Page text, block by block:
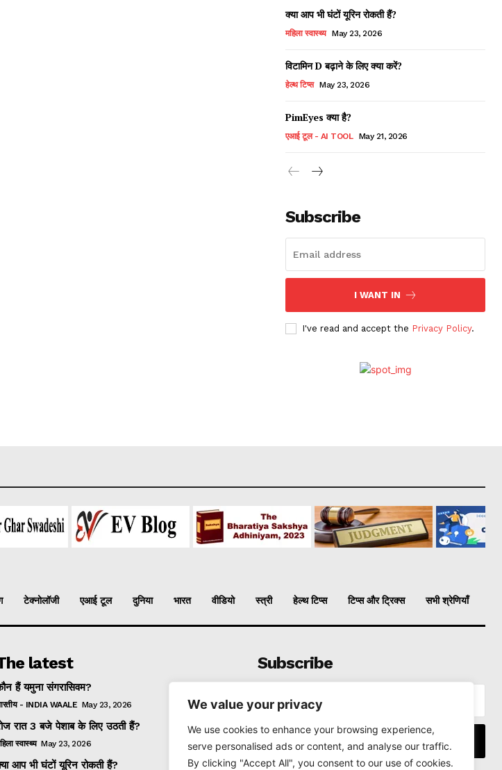
We value your privacy
We use cookies to enhance your browsing experience,
serve personalised ads or content, and analyse our traffic.
By clicking "Accept All", you consent to our use of cookies.
क्या आप भी घंटों यूरिन रोकती हैं?
महिला स्वास्थ्य May 23, 2026
विटामिन D बढ़ाने के लिए क्या करें?
हेल्थ टिप्स May 23, 2026
PimEyes क्या है?
एआई टूल - AI TOOL May 21, 2026
Subscribe
I WANT IN
I've read and accept the Privacy Policy.
टेक्नोलॉजी एआई टूल दुनिया भारत वीडियो स्त्री हेल्थ टिप्स टिप्स और ट्रिक्स सभी श्रेणियाँ
latest
हैं यमुना संगरासिवम?
- INDIA WAALE May 23, 2026
रात 3 बजे पेशाब के लिए उठती हैं?
स्वास्थ्य May 23, 2026
आप भी घंटों यूरिन रोकती हैं?
Subscribe
I WANT IN